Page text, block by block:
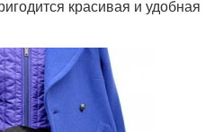
красивая и удобная